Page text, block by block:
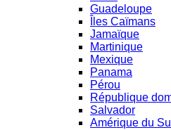
Guadeloupe
Îles Caïmans
Jamaïque
Martinique
Mexique
Panama
Pérou
République
Salvador
Amérique du